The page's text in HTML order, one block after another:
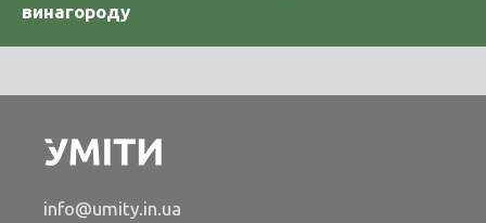
винагороду
info@umity.in.ua